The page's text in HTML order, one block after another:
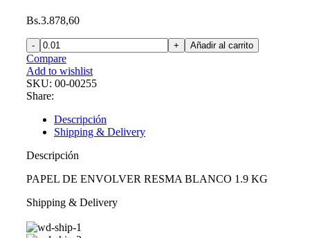
Bs.3.878,60
Añadir al carrito
Compare
Add to wishlist
SKU: 00-00255
Share:
Descripción
Shipping & Delivery
Descripción
PAPEL DE ENVOLVER RESMA BLANCO 1.9 KG
Shipping & Delivery